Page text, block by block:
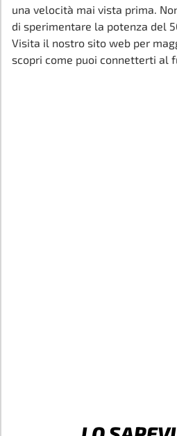
una velocità mai vista prima.
di sperimentare la potenza del
Visita il nostro sito web per
scopri come puoi connetterti al